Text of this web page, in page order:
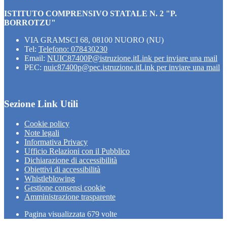
ISTITUTO COMPRENSIVO STATALE N. 2 "P.
BORROTZU"
VIA GRAMSCI 68, 08100 NUORO (NU)
Tel: Telefono: 078430230
Email: NUIC87400P@istruzione.itLink per inviare una mail
PEC: nuic87400p@pec.istruzione.itLink per inviare una mail
Sezione Link Utili
Cookie policy
Note legali
Informativa Privacy
Ufficio Relazioni con il Pubblico
Dichiarazione di accessibilità
Obiettivi di accessibilità
Whistleblowing
Gestione consensi cookie
Amministrazione trasparente
Pagina visualizzata 679 volte